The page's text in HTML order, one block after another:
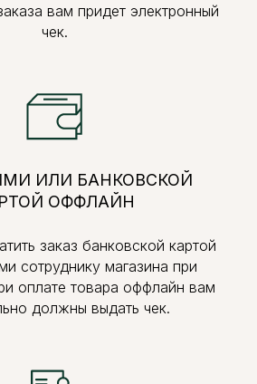
вам придет электронный
чек.
ИЛИ БАНКОВСКОЙ
ОФФЛАЙН
заказ банковской картой
сотруднику магазина при
оплате товара оффлайн вам
должны выдать чек.